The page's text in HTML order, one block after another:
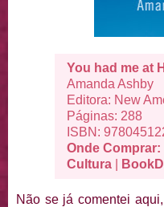
You had me at
Amanda Ashby
Editora: New
Páginas: 288
ISBN:
Onde Comprar:
Cultura
Não se já comentei